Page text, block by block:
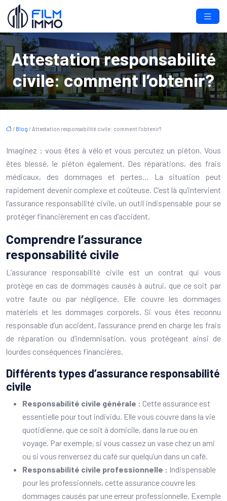
Attestation responsabilité
civile: comment l’obtenir?
/ Blog / Attestation responsabilité civile: comment l’obtenir?
Imaginez : vous êtes à vélo et vous percutez un piéton. Vous
êtes blessé, le piéton également. Des réparations, des frais
médicaux, des dommages et pertes… La situation peut
rapidement devenir complexe et coûteuse. C’est là qu’intervient
l’assurance responsabilité civile, un outil indispensable pour se
protéger financièrement en cas d’accident.
Comprendre l’assurance
responsabilité civile
L’assurance responsabilité civile est un contrat qui vous
protège en cas de dommages causés à autrui, que ce soit par
votre faute ou par négligence. Elle couvre les dommages
matériels et les dommages corporels. Si vous êtes reconnu
responsable d’un accident, l’assurance prend en charge les frais
de réparation ou d’indemnisation, vous protégeant ainsi de
lourdes conséquences financières.
Différents types d’assurance responsabilité
civile
Responsabilité civile générale : Cette assurance est
essentielle pour tout individu. Elle vous couvre dans la vie
quotidienne, que ce soit à domicile, dans la rue ou en
voyage. Par exemple, si vous cassez un vase chez un ami
ou si vous renversez du café sur quelqu’un dans un café.
Responsabilité civile professionnelle : Indispensable
pour les professionnels, cette assurance couvre les
dommages causés par une erreur professionnelle. Exemple